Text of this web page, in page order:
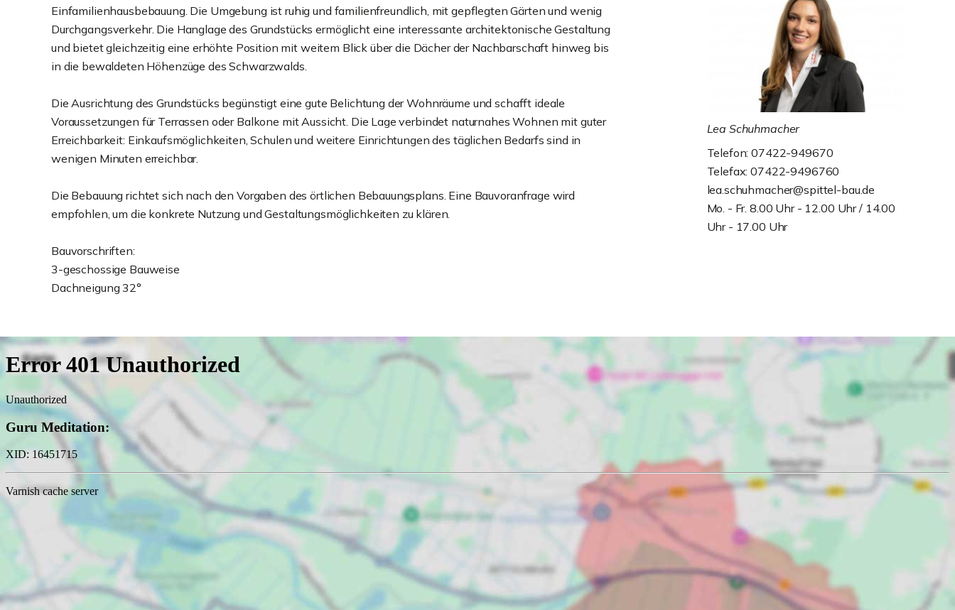
Einfamilienhausbebauung. Die Umgebung ist ruhig und familienfreundlich, mit gepflegten Gärten und wenig
Durchgangsverkehr. Die Hanglage des Grundstücks ermöglicht eine interessante architektonische Gestaltung
und bietet gleichzeitig eine erhöhte Position mit weitem Blick über die Dächer der Nachbarschaft hinweg bis
in die bewaldeten Höhenzüge des Schwarzwalds.
Die Ausrichtung des Grundstücks begünstigt eine gute Belichtung der Wohnräume und schafft ideale
Voraussetzungen für Terrassen oder Balkone mit Aussicht. Die Lage verbindet naturnahes Wohnen mit guter
Erreichbarkeit: Einkaufsmöglichkeiten, Schulen und weitere Einrichtungen des täglichen Bedarfs sind in
wenigen Minuten erreichbar.
Die Bebauung richtet sich nach den Vorgaben des örtlichen Bebauungsplans. Eine Bauvoranfrage wird
empfohlen, um die konkrete Nutzung und Gestaltungsmöglichkeiten zu klären.
Bauvorschriften:
3-geschossige Bauweise
Dachneigung 32°
Lea Schuhmacher
Telefon: 07422-949670
Telefax: 07422-9496760
lea.schuhmacher@spittel-bau.de
Mo. - Fr. 8.00 Uhr - 12.00 Uhr / 14.00
Uhr - 17.00 Uhr